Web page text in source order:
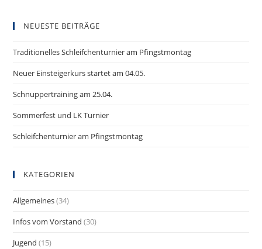
NEUESTE BEITRÄGE
Traditionelles Schleifchenturnier am Pfingstmontag
Neuer Einsteigerkurs startet am 04.05.
Schnuppertraining am 25.04.
Sommerfest und LK Turnier
Schleifchenturnier am Pfingstmontag
KATEGORIEN
Allgemeines(34)
Infos vom Vorstand (30)
Jugend (15)